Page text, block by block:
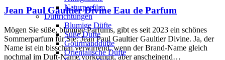
Naturparfüm
Duftrichtungen
Blumige Düfte
Süße Düfte
Gourmanddüfte
Orientalische Düfte
Jean Paul Gaultier Divine Eau de Parfum
Mögen Sie süße, blumige Parfums, gibt es seit 2023 ein schönes
Sommerparfum für Sie: Jean Paul Gaultier Gaultier Divine. Ja, der
Name ist ein bisschen verwirrend, wenn der Brand-Name gleich
nochmal im Duft-Name vorkommt, aber anscheinend…